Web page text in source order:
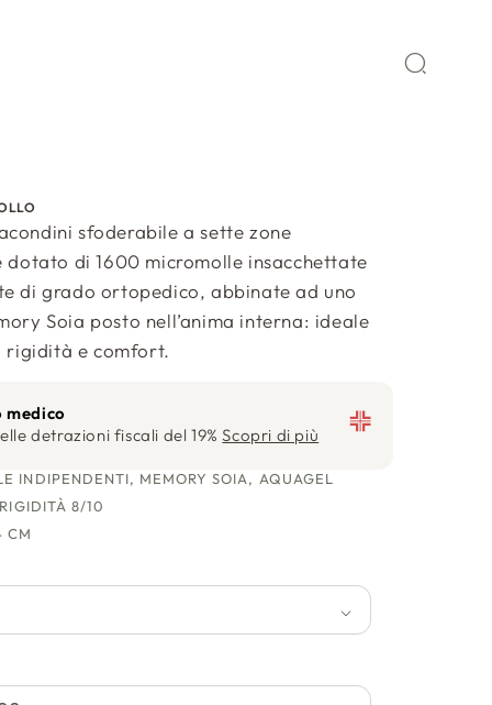
sfoderabile a sette zone
di 1600 micromolle insacchettate
di grado ortopedico, abbinate ad uno
Soia posto nell’anima interna: ideale
rigidità e comfort.
medico
detrazioni fiscali del 19%Scopri di più
INDIPENDENTI, MEMORY SOIA, AQUAGEL
8/10
CM